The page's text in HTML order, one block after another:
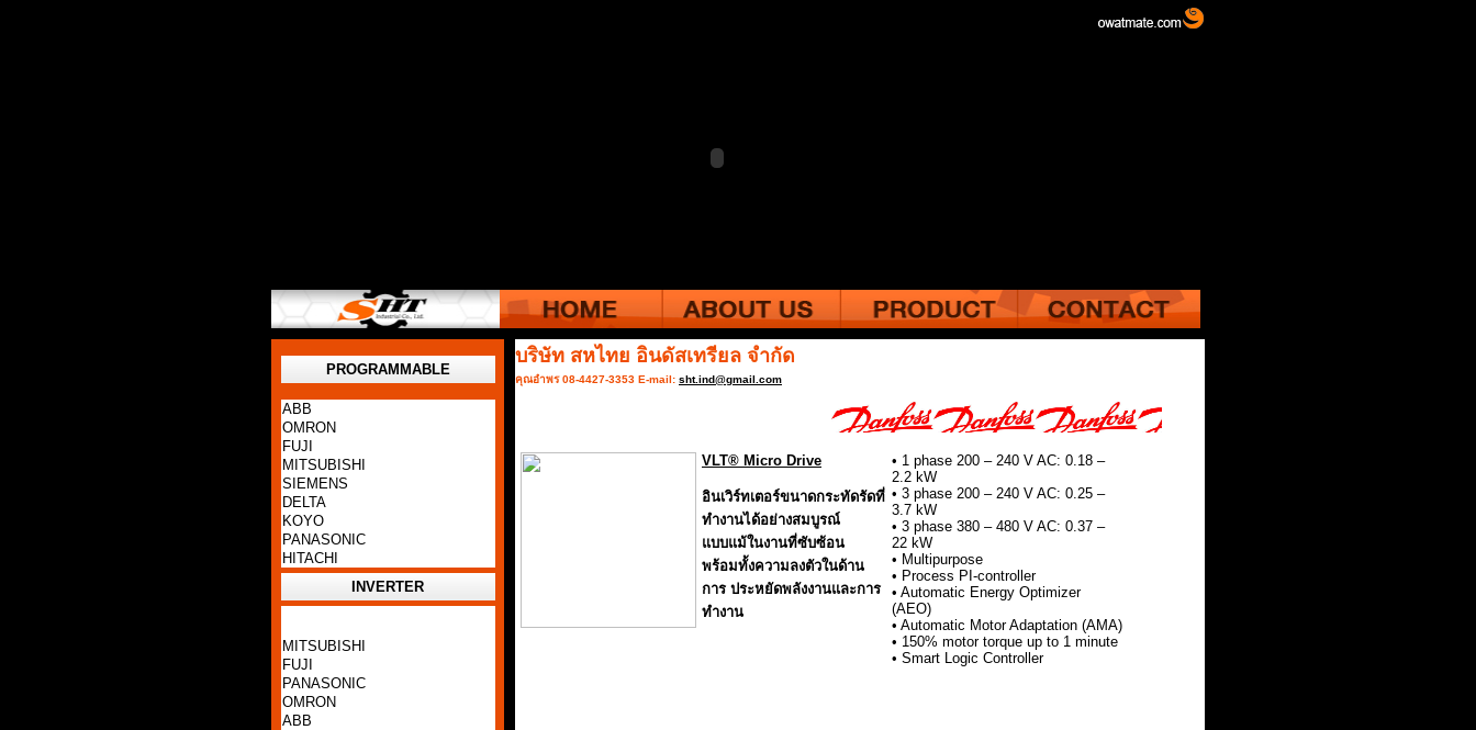
PROGRAMMABLE
ABB
OMRON
FUJI
MITSUBISHI
SIEMENS
DELTA
KOYO
PANASONIC
HITACHI
INVERTER
MITSUBISHI
FUJI
PANASONIC
OMRON
ABB
บริษัท สหไทย อินดัสเทรียล จำกัด
คุณอำพร 08-4427-3353 E-mail: sht.ind@gmail.com
VLT® Micro Drive
อินเวิร์ทเตอร์ขนาดกระทัดรัดที่
ทำงานได้อย่างสมบูรณ์
แบบแม้ในงานที่ซับซ้อน
พร้อมทั้งความลงตัวในด้าน
การ ประหยัดพลังงานและการ
ทำงาน
• 1 phase 200 – 240 V AC: 0.18 –
2.2 kW
• 3 phase 200 – 240 V AC: 0.25 –
3.7 kW
• 3 phase 380 – 480 V AC: 0.37 –
22 kW
• Multipurpose
• Process PI-controller
• Automatic Energy Optimizer
(AEO)
• Automatic MotorAdaptation (AMA)
• 150% motor torque up to 1 minute
• Smart Logic Controller